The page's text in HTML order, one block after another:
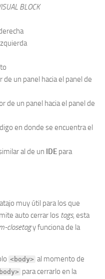
BLOCK
un panel hacia el panel de
de un panel hacia el panel de
en donde se encuentra el
al de un IDE para
muy útil para los que
auto cerrar los tags, esta
closetagy funciona de la
<body> al momento de
para cerrarlo en la